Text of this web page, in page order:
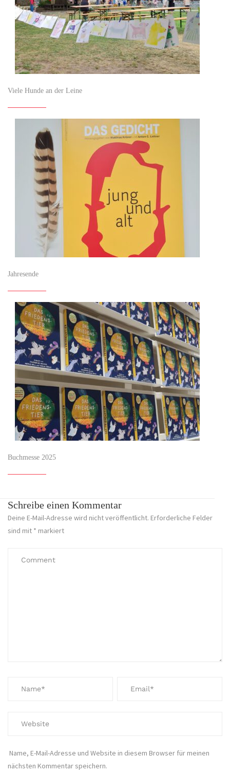
Viele Hunde an der Leine
Jahresende
Buchmesse 2025
Schreibe einen Kommentar
Deine E-Mail-Adresse wird nicht veröffentlicht. Erforderliche Felder
sind mit * markiert
Name, E-Mail-Adresse und Website in diesem Browser für meinen
nächsten Kommentar speichern.